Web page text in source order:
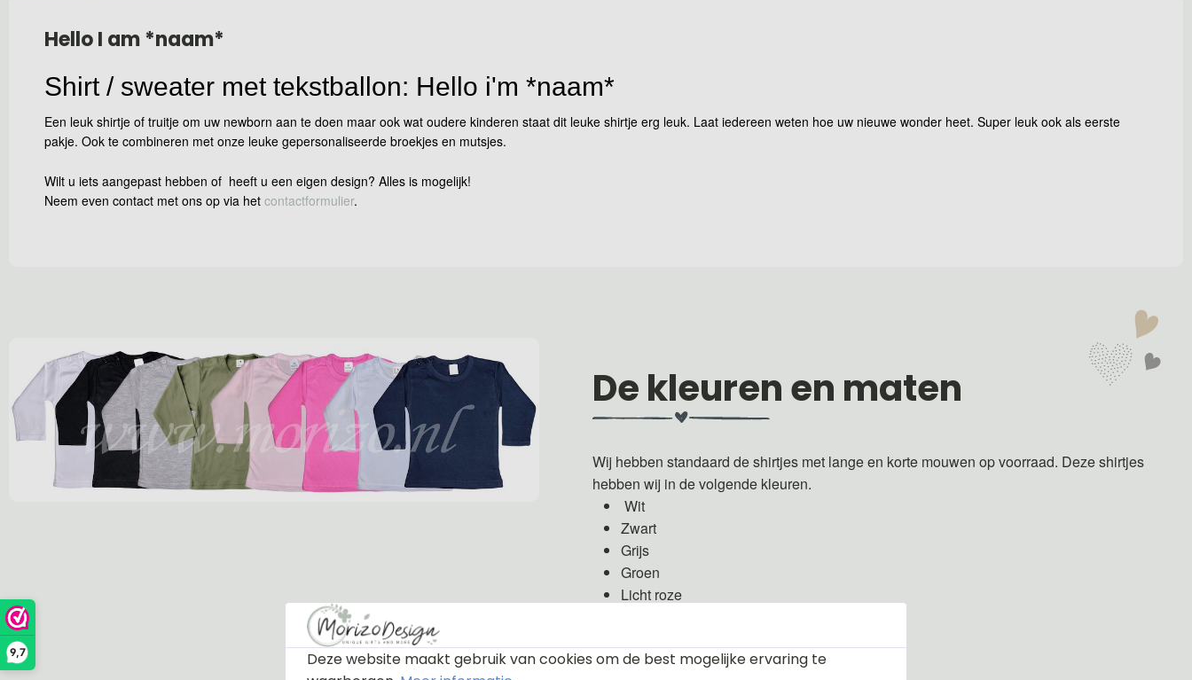
9,7
Hello I am *naam*
Shirt / sweater met tekstballon: Hello i'm *naam*
Een leuk shirtje of truitje om uw newborn aan te doen maar ook wat oudere kinderen staat dit leuke shirtje erg leuk. Laat iedereen weten hoe uw nieuwe wonder heet. Super leuk ook als eerste
pakje. Ook te combineren met onze leuke gepersonaliseerde broekjes en mutsjes.
Wilt u iets aangepast hebben of heeft u een eigen design? Alles is mogelijk!
Neem even contact met ons op via het contactformulier.
De kleuren en maten
Wij hebben standaard de shirtjes met lange en korte mouwen op voorraad. Deze shirtjes
hebben wij in de volgende kleuren.
Wit
Zwart
Grijs
Groen
Licht roze
Donker blauw
Deze website maakt gebruik van cookies om de best mogelijke ervaring te